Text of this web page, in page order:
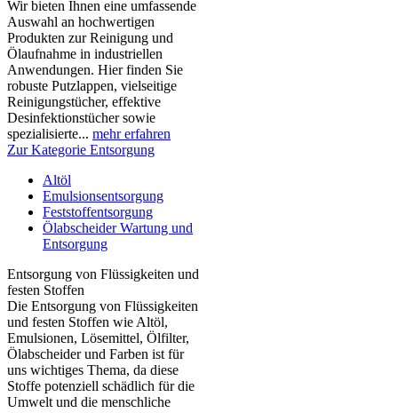
Wir bieten Ihnen eine umfassende
Auswahl an hochwertigen
Produkten zur Reinigung und
Ölaufnahme in industriellen
Anwendungen. Hier finden Sie
robuste Putzlappen, vielseitige
Reinigungstücher, effektive
Desinfektionstücher sowie
spezialisierte... mehr erfahren
Zur Kategorie Entsorgung
Altöl
Emulsionsentsorgung
Feststoffentsorgung
Ölabscheider Wartung und
Entsorgung
Entsorgung von Flüssigkeiten und
festen Stoffen
Die Entsorgung von Flüssigkeiten
und festen Stoffen wie Altöl,
Emulsionen, Lösemittel, Ölfilter,
Ölabscheider und Farben ist für
uns wichtiges Thema, da diese
Stoffe potenziell schädlich für die
Umwelt und die menschliche